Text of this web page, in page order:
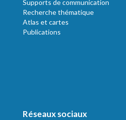
Supports de communication
Recherche thématique
Atlas et cartes
Publications
Réseaux sociaux